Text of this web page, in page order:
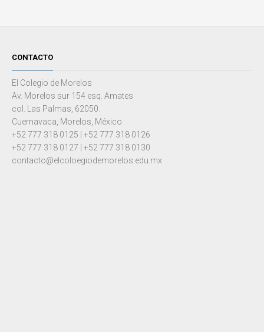
CONTACTO
El Colegio de Morelos
Av. Morelos sur 154 esq. Amates
col. Las Palmas, 62050.
Cuernavaca, Morelos, México
+52 777 318 0125 | +52 777 318 0126
+52 777 318 0127 | +52 777 318 0130
contacto@elcoloegiodemorelos.edu.mx